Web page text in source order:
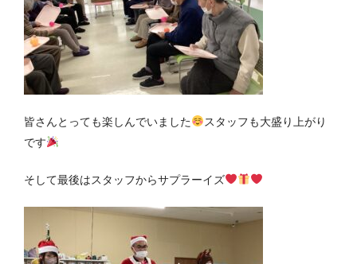
皆さんとっても楽しんでいました
スタッフも大盛り上がり
です
そして最後はスタッフからサプラーイズ